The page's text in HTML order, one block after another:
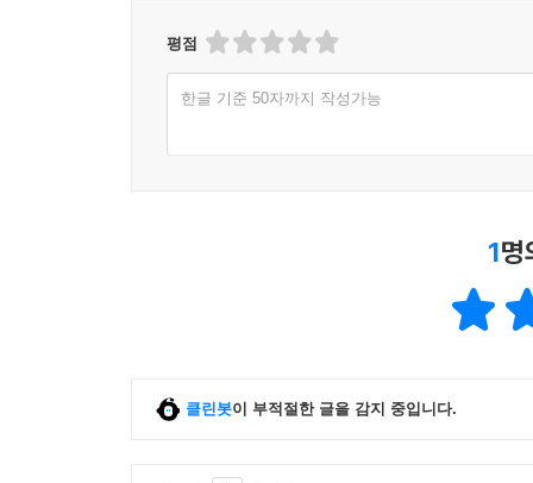
평점
한글 기준 50자까지 작성가능
1명
클린봇이 부적절한 글을 감지 중입니다.